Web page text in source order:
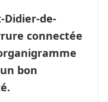
Didier-de-
connectée
bon